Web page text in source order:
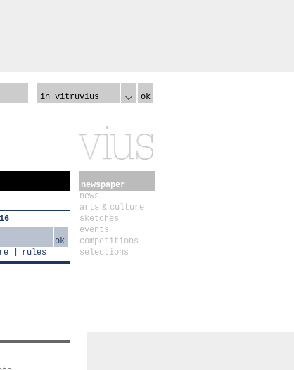
in vitruvius ok
ok
rules
newspaper
news
arts & culture
sketches
events
competitions
selections